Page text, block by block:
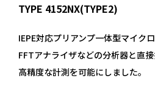
TYPE 4152NX(TYPE2)
IEPE対応プリアンプ一体型マイク
FFTアナライザなどの分析器と直
高精度な計測を可能にしました。